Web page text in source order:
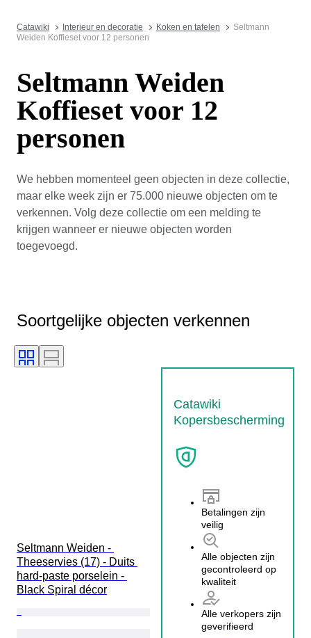
Catawiki Interieur en decoratie Koken en tafelen
Seltmann
Weiden Koffieset voor 12 personen
Seltmann Weiden
Koffieset voor 12
personen
We hebben momenteel geen objecten in deze collectie,
maar elke week zijn er 75.000 nieuwe objecten om te
verkennen. Volg deze collectie om een melding te
krijgen wanneer er nieuwe objecten worden
toegevoegd.
Soortgelijke objecten verkennen
Catawiki
Kopersbescherming
Betalingen zijn
veilig
Alle objecten zijn
gecontroleerd op
kwaliteit
Alle verkopers zijn
geverifieerd
Seltmann Weiden -
Theeservies (17) - Duits
hard-paste porselein -
Black Spiral décor